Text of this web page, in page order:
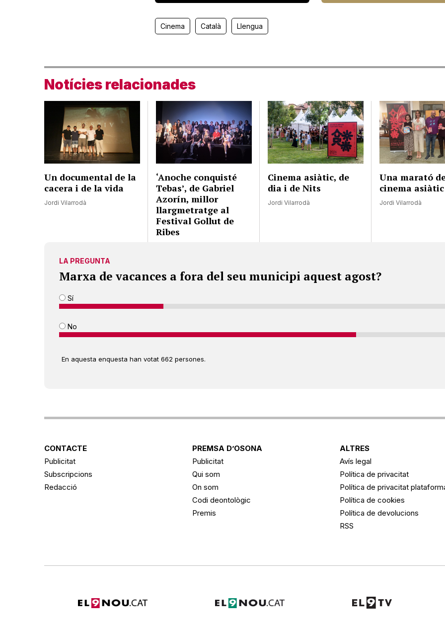
Cinema Català Llengua
Notícies relacionades
Un documental de la
cacera i de la vida
Jordi Vilarrodà
‘Anoche conquisté
Tebas’, de Gabriel
Azorín, millor
llargmetratge al
Festival Gollut de
Ribes
Cinema asiàtic, de
dia i de Nits
Jordi Vilarrodà
Una marató
cinema asiàtic
Jordi Vilarrodà
LA PREGUNTA
Marxa de vacances a fora del seu municipi aquest agost?
Sí
No
En aquesta enquesta han votat 662 persones.
CONTACTE
Publicitat
Subscripcions
Redacció
PREMSA D’OSONA
Publicitat
Qui som
On som
Codi deontològic
Premis
ALTRES
Avís legal
Política de privacitat
Política de privacitat
Política de cookies
Política de devolucions
RSS